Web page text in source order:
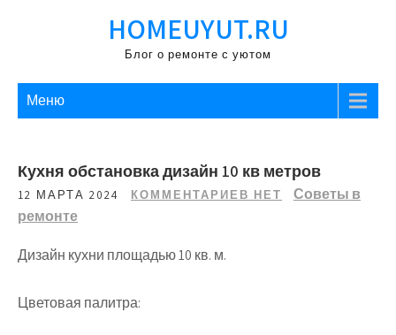
HOMEUYUT.RU
Блог о ремонте с уютом
Меню
Кухня обстановка дизайн 10 кв метров
12 МАРТА 2024 КОММЕНТАРИЕВ НЕТ
Советы в
ремонте
Дизайн кухни площадью 10 кв. м.
Цветовая палитра: